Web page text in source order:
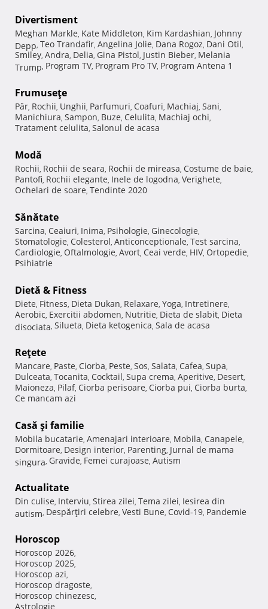
Divertisment
Meghan Markle, Kate Middleton, Kim Kardashian, Johnny
Depp, Teo Trandafir, Angelina Jolie, Dana Rogoz, Dani Otil,
Smiley, Andra, Delia, Gina Pistol, Justin Bieber, Melania
Trump, Program TV, Program Pro TV, Program Antena 1
Frumuseţe
Păr, Rochii, Unghii, Parfumuri, Coafuri, Machiaj, Sani,
Manichiura, Sampon, Buze, Celulita, Machiaj ochi,
Tratament celulita, Salonul de acasa
Modă
Rochii, Rochii de seara, Rochii de mireasa, Costume de baie,
Pantofi, Rochii elegante, Inele de logodna, Verighete,
Ochelari de soare, Tendinte 2020
Sănătate
Sarcina, Ceaiuri, Inima, Psihologie, Ginecologie,
Stomatologie, Colesterol, Anticonceptionale, Test sarcina,
Cardiologie, Oftalmologie, Avort, Ceai verde, HIV, Ortopedie,
Psihiatrie
Dietă & Fitness
Diete, Fitness, Dieta Dukan, Relaxare, Yoga, Intretinere,
Aerobic, Exercitii abdomen, Nutritie, Dieta de slabit, Dieta
disociata, Silueta, Dieta ketogenica, Sala de acasa
Reţete
Mancare, Paste, Ciorba, Peste, Sos, Salata, Cafea, Supa,
Dulceata, Tocanita, Cocktail, Supa crema, Aperitive, Desert,
Maioneza, Pilaf, Ciorba perisoare, Ciorba pui, Ciorba burta,
Ce mancam azi
Casă şi familie
Mobila bucatarie, Amenajari interioare, Mobila, Canapele,
Dormitoare, Design interior, Parenting, Jurnal de mama
singura, Gravide, Femei curajoase, Autism
Actualitate
Din culise, Interviu, Stirea zilei, Tema zilei, Iesirea din
autism, Despărţiri celebre, Vesti Bune, Covid-19, Pandemie
Horoscop
Horoscop 2026,
Horoscop 2025,
Horoscop azi,
Horoscop dragoste,
Horoscop chinezesc,
Astrologie